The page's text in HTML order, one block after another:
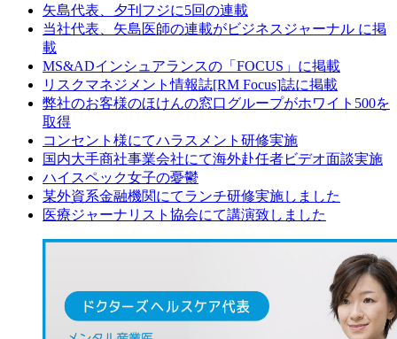
矢島代表、夕刊フジに5回の連載
当社代表、矢島医師の連載がビジネスジャーナル に掲
載
MS&ADインシュアランスの「FOCUS」に掲載
リスクマネジメント情報誌[RM Focus]誌に掲載
弊社のお客様のほけんの窓口グループがホワイト500を
取得
コンセント様にてハラスメント研修実施
国内大手商社事業会社にて海外赴任者ビデオ面談実施
ハイスペック女子の憂鬱
某外資系金融機関にてランチ研修実施しました
医療ジャーナリスト協会にて講演致しました